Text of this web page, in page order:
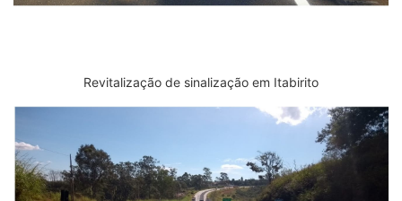
Revitalização de sinalização em Itabirito